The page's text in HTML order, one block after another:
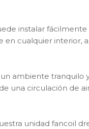
instalar
en cualquier interior,
ambiente tranquilo
una circulación de
unidad fancoil